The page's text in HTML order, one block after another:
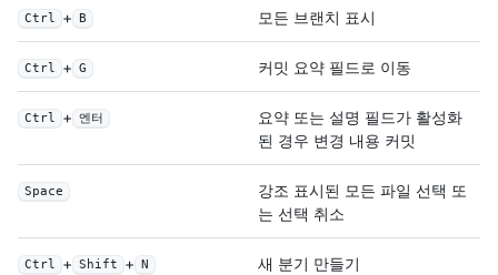
Ctrl + B 모든 브랜치 표시
Ctrl + G 커밋 요약 필드로 이동
Ctrl + 엔터
요약 또는 설명 필드가 활성화
된 경우 변경 내용 커밋
Space
강조 표시된 모든 파일 선택 또
는 선택 취소
Ctrl + Shift + N 새 분기 만들기